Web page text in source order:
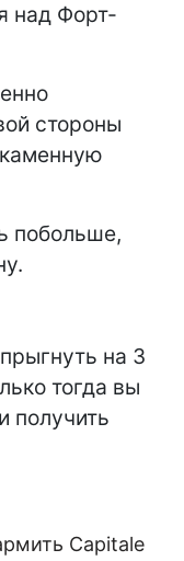
над Форт-
стороны
побольше,
на 3
тогда вы
получить
Capitale